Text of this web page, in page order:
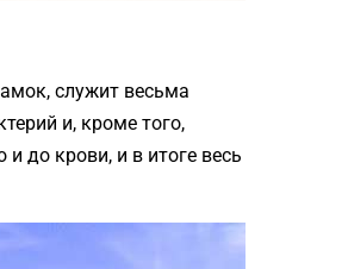
служит весьма
и, кроме того,
до крови, и в итоге весь